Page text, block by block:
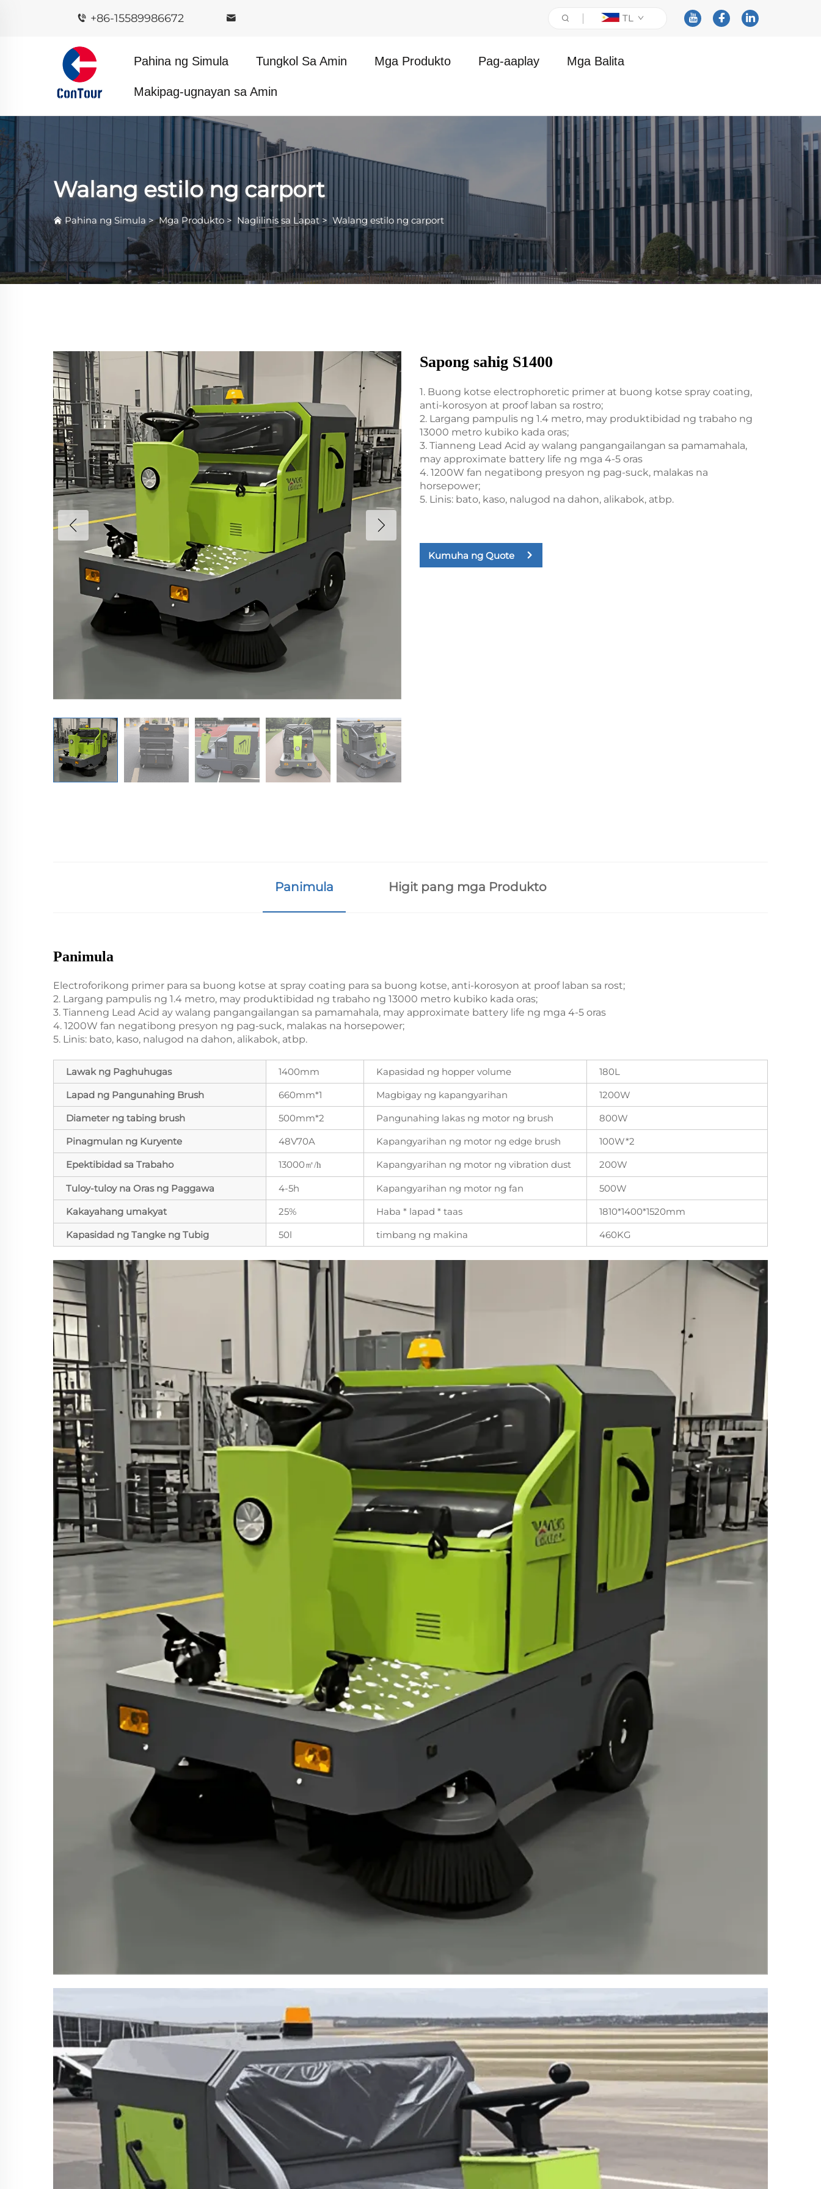
+86-15589986672 TL
Pahina ng Simula Tungkol Sa Amin Mga Produkto Pag-aaplay Mga Balita
Makipag-ugnayan sa Amin
Walang estilo ng carport
Pahina ng Simula >Mga Produkto > Naglilinis sa Lapat > Walang estilo ng carport
Sapong sahig S1400
1. Buong kotse electrophoretic primer at buong kotse spray coating,
anti-korosyon at proof laban sa rostro;
2. Largang pampulis ng 1.4 metro, may produktibidad ng trabaho ng
13000 metro kubiko kada oras;
3. Tianneng Lead Acid ay walang pangangailangan sa pamamahala,
may approximate battery life ng mga 4-5 oras
4. 1200W fan negatibong presyon ng pag-suck, malakas na
horsepower;
5. Linis: bato, kaso, nalugod na dahon, alikabok, atbp.
Kumuha ng Quote
Panimula Higit pang mga Produkto
Panimula
Electroforikong primer para sa buong kotse at spray coating para sa buong kotse, anti-korosyon at proof laban sa rost;
2. Largang pampulis ng 1.4 metro, may produktibidad ng trabaho ng 13000 metro kubiko kada oras;
3. Tianneng Lead Acid ay walang pangangailangan sa pamamahala, may approximate battery life ng mga 4-5 oras
4. 1200W fan negatibong presyon ng pag-suck, malakas na horsepower;
5. Linis: bato, kaso, nalugod na dahon, alikabok, atbp.
Lawak ng Paghuhugas 1400mm Kapasidad ng hopper volume
180L
Lapad ng Pangunahing Brush
660mm*1 Magbigay ng kapangyarihan
1200W
Diameter ng tabing brush
500mm*2 Pangunahing lakas ng motor ng brush
800W
Pinagmulan ng Kuryente
48V70A Kapangyarihan ng motor ng edge brush
100W*2
Epektibidad sa Trabaho
13000㎡/h Kapangyarihan ng motor ng vibration dust 200W
Tuloy-tuloy na Oras ng Paggawa 4-5h Kapangyarihan ng motor ng fan
500W
Kakayahang umakyat
25% Haba * lapad * taas
1810*1400*1520mm
Kapasidad ng Tangke ng Tubig
50l timbang ng makina 460KG